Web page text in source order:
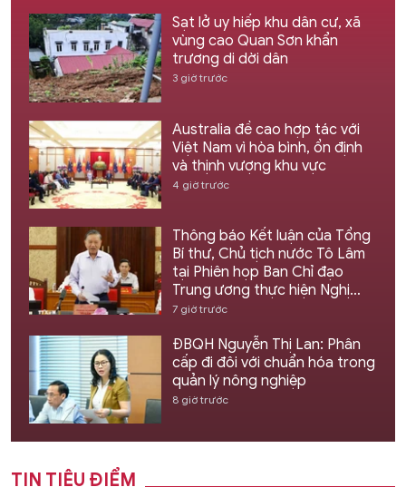
Sạt lở uy hiếp khu dân cư, xã
vùng cao Quan Sơn khẩn
trương di dời dân
3 giờ trước
Australia đề cao hợp tác với
Việt Nam vì hòa bình, ổn định
và thịnh vượng khu vực
4 giờ trước
Thông báo Kết luận của Tổng
Bí thư, Chủ tịch nước Tô Lâm
tại Phiên họp Ban Chỉ đạo
Trung ương thực hiện Nghị
quyết 57
7 giờ trước
ĐBQH Nguyễn Thị Lan: Phân
cấp đi đôi với chuẩn hóa trong
quản lý nông nghiệp
8 giờ trước
TIN TIÊU ĐIỂM